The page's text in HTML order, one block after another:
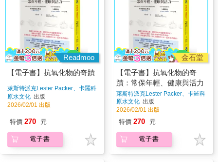
Readmoo
【電子書】抗氧化物的奇蹟
萊斯特派克Lester Packer、卡羅科
曼Carol Colman
原水文化 出版
2026/02/01 出版
特價 270 元
電子書
金石堂
【電子書】抗氧化物的奇
蹟：常保年輕、健康與活力
萊斯特派克Lester Packer、卡羅科
曼Carol Colman
原水文化 出版
2026/02/01 出版
特價 270 元
電子書